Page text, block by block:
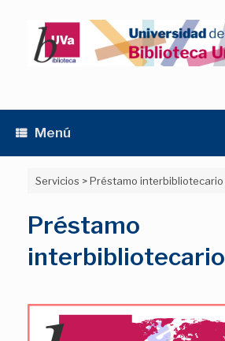
contenido
Menú
Servicios >Préstamo interbibliotecario
Préstamo
interbibliotecario